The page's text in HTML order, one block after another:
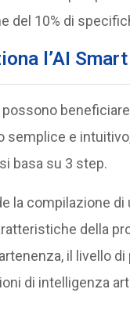
del 10% di
l’AI
beneficiare
semplice e
basa su 3 step.
la compilazione di
della
il livello
di intelligenza